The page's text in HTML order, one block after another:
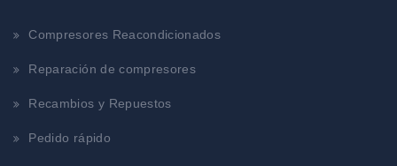
Compresores Reacondicionados
Reparación de compresores
Recambios y Repuestos
Pedido rápido